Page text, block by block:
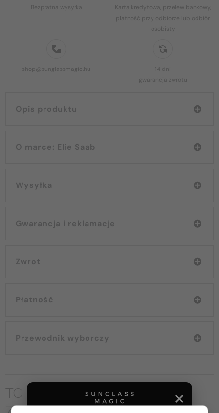
Bezpłatna wysyłka
Karta kredytowa, przelew bankowy,
płatność przy odbiorze lub odbiór
osobisty
shop@sunglassmagic.hu
14 dni
gwarancja zwrotu
Opis produktu
O marce: Elie Saab
Wysyłka
Gwarancja i reklamacje
Zwrot
Płatność
Przewodnik wyborczy
TO MOŻE CIĘ RÓWNIEŻ